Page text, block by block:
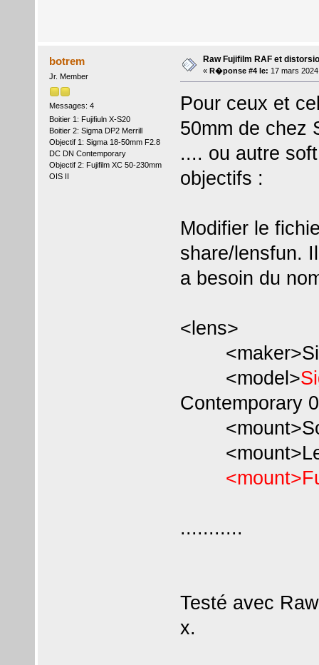
botrem
Jr. Member
Messages: 4
Boitier 1: Fujifiuln X-S20
Boitier 2: Sigma DP2 Merrill
Objectif 1: Sigma 18-50mm F2.8
DC DN Contemporary
Objectif 2: Fujifilm XC 50-230mm
OIS II
Raw Fujifilm RAF et
« R�ponse #4 le: 17 mars
Pour ceux et
50mm de chez
.... ou autre
objectifs :
Modifier le
share/lensfun.
a besoin du
<lens>
<model>
Contemporary
...........
Testé avec
x.